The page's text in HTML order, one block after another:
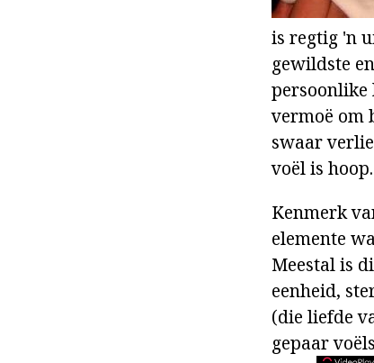
is regtig 'n
gewildste
persoonlike
vermoë om
swaar
voël is hoop.
Kenmerk
elemente
Meestal is
eenheid,
(die liefde
gepaar